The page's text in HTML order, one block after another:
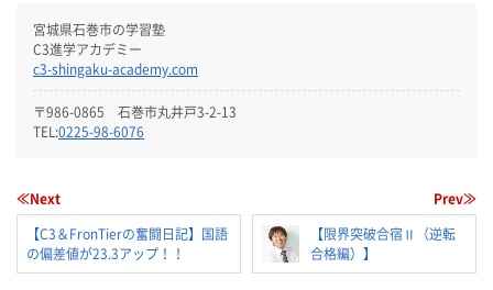
宮城県石巻市の学習塾
C3進学アカデミー
c3-shingaku-academy.com
〒986-0865 石巻市丸井戸3-2-13
TEL:0225-98-6076
≪Next
【C3＆FronTierの奮闘日記】国語
の偏差値が23.3アップ！！
Prev≫
【限界突破合宿Ⅱ（逆転
合格編）】